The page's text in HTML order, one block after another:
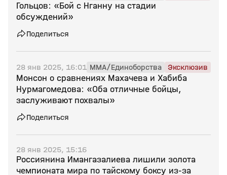
Гольцов: «Бой с Нганну на стадии
обсуждений»
Поделиться
28 янв 2025, 16:01 MMA/Единоборства Эксклюзив
Монсон о сравнениях Махачева и Хабиба
Нурмагомедова: «Оба отличные бойцы,
заслуживают похвалы»
Поделиться
28 янв 2025, 15:16
Россиянина Имангазалиева лишили золота
чемпионата мира по тайскому боксу из‑за